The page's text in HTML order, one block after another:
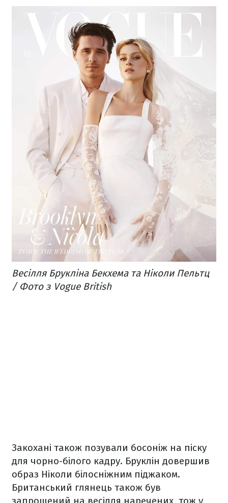
Весілля Брукліна Бекхема та Ніколи Пельтц
/ Фото з Vogue British
Закохані також позували босоніж на піску
для чорно-білого кадру. Бруклін довершив
образ Ніколи білосніжним піджаком.
Британський глянець також був
запрошений на весілля наречених, тож у